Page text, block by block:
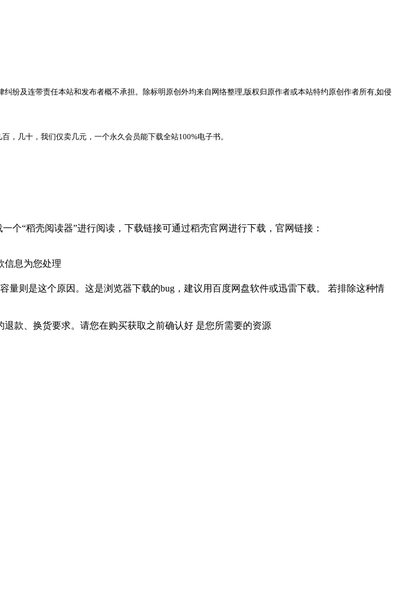
纷及连带责任本站和发布者概不承担。除标明原创外均来自网络整理,版权归原作者或本站特约原创作者所有,如侵
，几十，我们仅卖几元，一个永久会员能下载全站100%电子书。
个“稻壳阅读器”进行阅读，下载链接可通过稻壳官网进行下载，官网链接：
信息为您处理
则是这个原因。这是浏览器下载的bug，建议用百度网盘软件或迅雷下载。 若排除这种情
款、换货要求。请您在购买获取之前确认好 是您所需要的资源